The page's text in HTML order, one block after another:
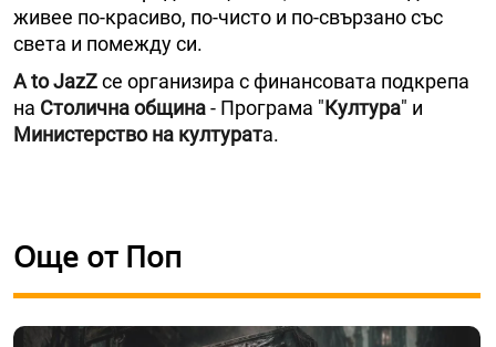
живее по-красиво, по-чисто и по-свързано със
света и помежду си.
A to JazZсе организира с финансовата подкрепа
на Столична община- Програма "Култура" и
Министерство на културата.
Още от Поп